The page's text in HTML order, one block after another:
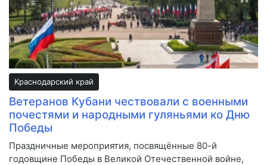
Краснодарский край
Ветеранов Кубани чествовали с военными
почестями и народными гуляньями ко Дню
Победы
Праздничные мероприятия, посвящённые 80-й
годовщине Победы в Великой Отечественной войне,